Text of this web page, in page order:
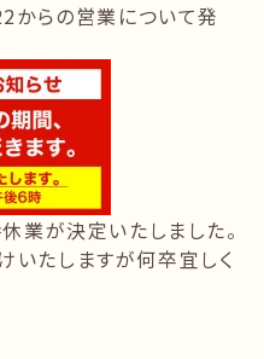
からの営業について発
業が決定いたしました。
いたしますが何卒宜しく